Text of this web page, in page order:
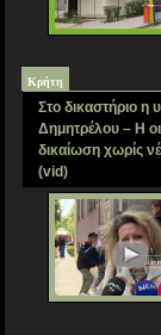
Κρήτη
Στο δικαστήριο η
Δημητρέλου – Η
δικαίωση χωρίς
(vid)